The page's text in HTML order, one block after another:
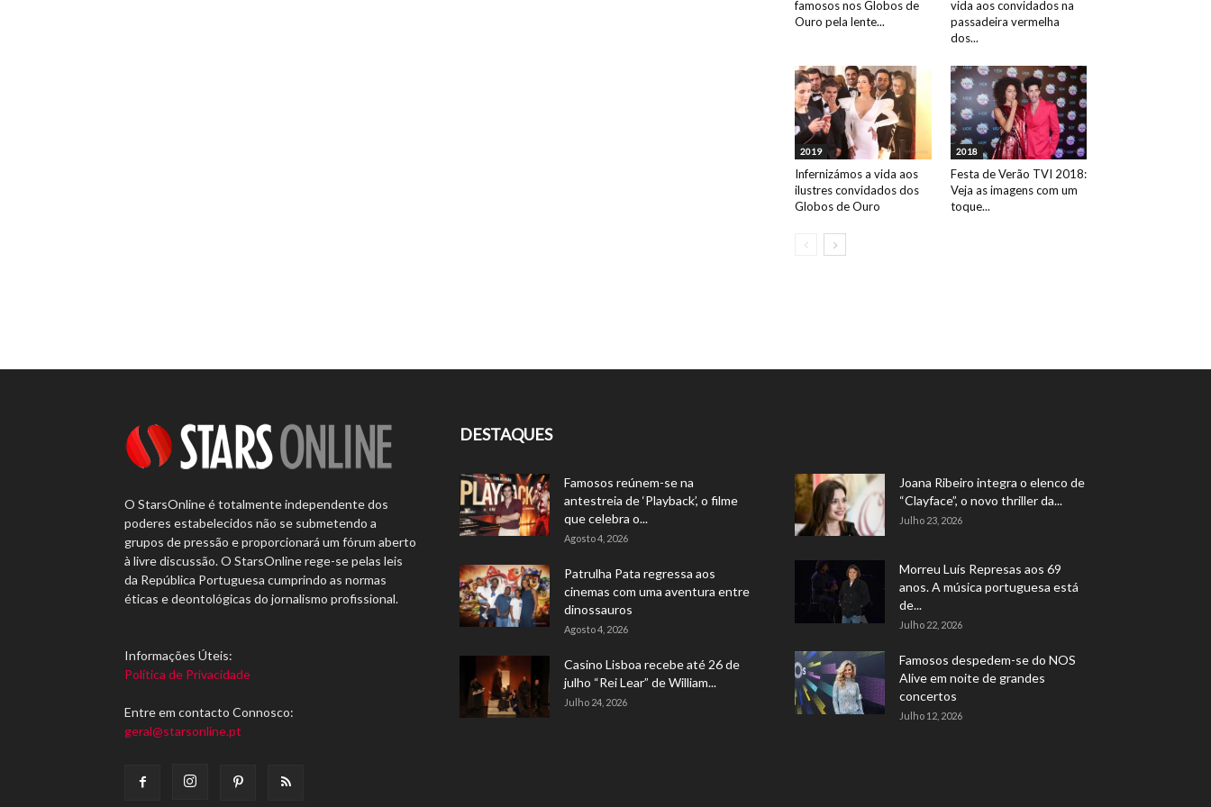
famosos nos Globos de
Ouro pela lente...
vida aos convidados na
passadeira vermelha
dos...
2019
Infernizámos a vida aos
ilustres convidados dos
Globos de Ouro
2018
Festa de Verão TVI 2018:
Veja as imagens com um
toque...
O StarsOnline é totalmente independente dos
poderes estabelecidos não se submetendo a
grupos de pressão e proporcionará um fórum aberto
à livre discussão. O StarsOnline rege-se pelas leis
da República Portuguesa cumprindo as normas
éticas e deontológicas do jornalismo profissional.
Informações Úteis:
Política de Privacidade
Entre em contacto Connosco:
geral@starsonline.pt
DESTAQUES
Famosos reúnem-se na
antestreia de ‘Playback’, o filme
que celebra o...
Agosto 4, 2026
Patrulha Pata regressa aos
cinemas com uma aventura entre
dinossauros
Agosto 4, 2026
Casino Lisboa recebe até 26 de
julho “Rei Lear” de William...
Julho 24, 2026
Joana Ribeiro integra o elenco de
“Clayface”, o novo thriller da...
Julho 23, 2026
Morreu Luís Represas aos 69
anos. A música portuguesa está
de...
Julho 22, 2026
Famosos despedem-se do NOS
Alive em noite de grandes
concertos
Julho 12, 2026